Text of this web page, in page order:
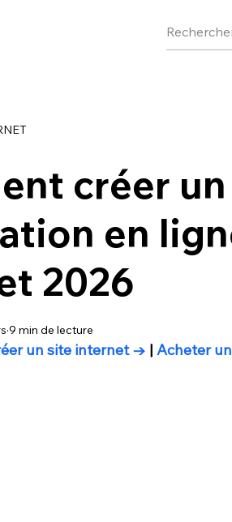
créer
en
2026
9 min de lecture
un site internet → | Acheter